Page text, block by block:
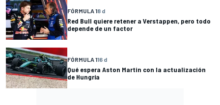
FÓRMULA 18 d
Red Bull quiere retener a Verstappen, pero todo
depende de un factor
FÓRMULA 116 d
Qué espera Aston Martin con la actualización
de Hungría